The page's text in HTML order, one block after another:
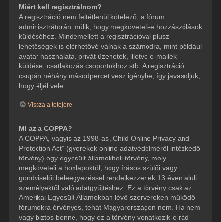
Miért kell regisztrálnom?
A regisztráció nem feltétlenül kötelező, a fórum
adminisztrátorán múlik, hogy megköveteli-e hozzászólások
küldéséhez. Mindemellett a regisztrációval plusz
lehetőségek is elérhetővé válnak a számodra, mint például
avatar használata, privát üzenetek, illetve e-mailek
küldése, csatlakozás csoportokhoz stb. A regisztráció
csupán néhány másodpercet vesz igénybe, így javasoljuk,
hogy éljél vele.
Vissza a tetejére
Mi az a COPPA?
A COPPA, vagyis az 1998-as „Child Online Privacy and
Protection Act” (gyerekek online adatvédelméről intézkedő
törvény) egy egyesült államokbeli törvény, mely
megköveteli a honlapoktól, hogy írásos szülői vagy
gondviselői beleegyezéssel rendelkezzenek 13 éven aluli
személyektől való adatgyűjtéshez. Ez a törvény csak az
Amerikai Egyesült Államokban lévő szervereken működő
fórumokra érvényes, tehát Magyarországon nem. Ha nem
vagy biztos benne, hogy ez a törvény vonatkozik-e rád